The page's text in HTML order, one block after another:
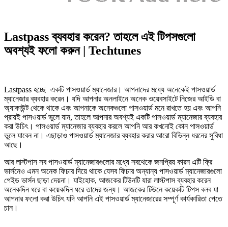
Lastpass ব্যবহার করেন? তাহলে এই টিপসগুলো
অবশ্যই ফলো করুন | Techtunes
Lastpass হচ্ছে একটি পাসওয়ার্ড ম্যানেজার। আপনাদের মধ্যে অনেকেই পাসওয়ার্ড
ম্যানেজার ব্যবহার করেন। যদি আপনার অনলাইনে অনেক ওয়েবসাইটে নিজের আইডি বা
অ্যাকাউন্ট থেকে থাকে এবং আপনাকে অনেকগুলো পাসওয়ার্ড মনে রাখতে হয় এবং আপনি
প্রায়ই পাসওয়ার্ড ভুলে যান, তাহলে আপনার অবশ্যই একটি পাসওয়ার্ড ম্যানেজার ব্যবহার
করা উচিৎ। পাসওয়ার্ড ম্যানেজার ব্যবহার করলে আপনি আর কখনোই কোন পাসওয়ার্ড
ভুলে যাবেন না। এছাড়াও পাসওয়ার্ড ম্যানেজার ব্যবহার করার আরো বিভিন্ন ধরনের সুবিধা
আছে।
আর লাস্টপাস সব পাসওয়ার্ড ম্যানেজারগুলোর মধ্যে সবথেকে জনপ্রিয় কারন এটি ফ্রি
ভার্সনেও এমন অনেক ফিচার দিয়ে থাকে যেসব ফিচার অন্যান্য পাসওয়ার্ড ম্যানেজারগুলো
পেইড ভার্সন ছাড়া দেয়না। যাইহোক, আজকের টিউনটি যারা লাস্টপাস ব্যবহার করেন
অনেকদিন ধরে বা কয়েকদিন ধরে তাদের জন্য। আজকের টিউনে কয়েকটি টিপস বলব যা
আপনার ফলো করা উচিৎ যদি আপনি এই পাসওয়ার্ড ম্যানেজারের সম্পূর্ণ কার্যকারিতা পেতে
চান।